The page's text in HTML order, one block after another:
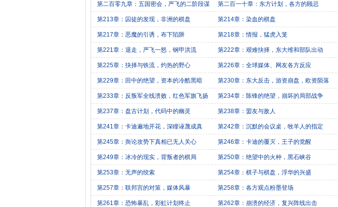
第二百零九章：五国密会，严飞的二阶段谋 第二百一十章：东方计划，各方的顾忌
第213章：囚徒的发现，非洲的棋盘 第214章：染血的棋盘
第217章：恶魔的引诱，布下陷阱 第218章：情报，猛虎入笼
第221章：退走，严飞一怒，钢甲洪流 第222章：艰难抉择，东大维和部队出动
第225章：抉择与铁流，灼热的野心 第226章：全球媒体、网友各方反应
第229章：田中的绝望，资本的冷酷黑暗 第230章：东大反击，游资崩盘，欧资陨落
第233章：反叛军全线溃败，红色军旗飞扬 第234章：陈锋的绝望，崩坏的局部战争
第237章：盘古计划，代码中的幽灵 第238章：盟友与敌人
第241章：卡迪遍地开花，深瞳诬蔑成真 第242章：沉默的会议桌，牧羊人的指定
第245章：舆论攻势下真相已无人关心 第246章：卡迪的覆灭，王子的觉醒
第249章：冰冷的现实，背叛者的棋局 第250章：绝望中的火种，黑石峡谷
第253章：无声的绞索 第254章：棋子与棋盘，浮华的兴盛
第257章：联邦宫的对策，媒体风暴 第258章：各方观点粉墨登场
第261章：恐怖暴乱，彩虹计划终止 第262章：崩溃的经济，复兴阵线出击